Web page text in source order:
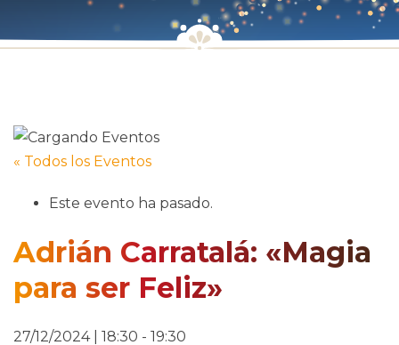
« Todos los Eventos
Este evento ha pasado.
Adrián Carratalá: «Magia
para ser Feliz»
27/12/2024 | 18:30 - 19:30